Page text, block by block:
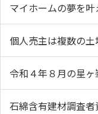
マイホームの夢を叶
個人売主は複数の土
令和４年８月の星
石綿含有建材調査者